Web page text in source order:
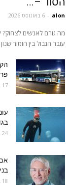
alon
- 6 באוגוסט 2026
מה גורם לאנשים לצחוק?
עובר הגבול בין הומור
17 ביולי 2026
24 ביוני 2026
18 ביוני 2026